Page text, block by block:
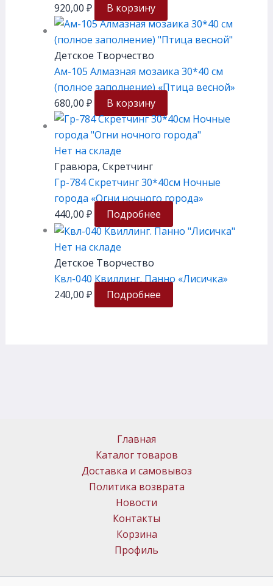
920,00 ₽ В корзину
Детское Творчество
Ам-105 Алмазная мозаика 30*40 см
(полное заполнение) «Птица весной»
680,00 ₽ В корзину
Нет на складе
Гравюра, Скретчинг
Гр-784 Скретчинг 30*40см Ночные
города «Огни ночного города»
440,00 ₽ Подробнее
Нет на складе
Детское Творчество
Квл-040 Квиллинг. Панно «Лисичка»
240,00 ₽ Подробнее
Главная
Каталог товаров
Доставка и самовывоз
Политика возврата
Новости
Контакты
Корзина
Профиль